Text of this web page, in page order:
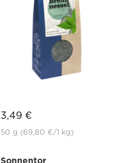
3,49 €
50 g (69,80 €/1 kg)
Sonnentor